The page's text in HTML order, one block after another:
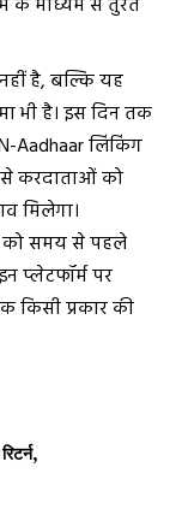
है, बल्कि यह
भी है। इस दिन तक
Aadhaar लिंकिंग
से करदाताओं को
मिलेगा।
को समय से पहले
प्लेटफॉर्म पर
किसी प्रकार की